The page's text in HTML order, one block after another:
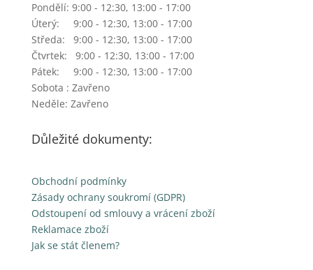
Pondělí: 9:00 - 12:30, 13:00 - 17:00
Úterý: 9:00 - 12:30, 13:00 - 17:00
Středa: 9:00 - 12:30, 13:00 - 17:00
Čtvrtek: 9:00 - 12:30, 13:00 - 17:00
Pátek: 9:00 - 12:30, 13:00 - 17:00
Sobota : Zavřeno
Neděle: Zavřeno
Důležité dokumenty:
Obchodní podmínky
Zásady ochrany soukromí (GDPR)
Odstoupení od smlouvy a vrácení zboží
Reklamace zboží
Jak se stát členem?